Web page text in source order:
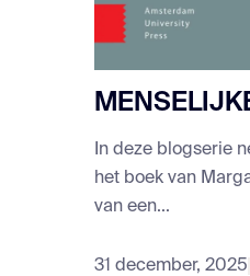
In deze blogserie
het boek van
van een...
31 december, 2025